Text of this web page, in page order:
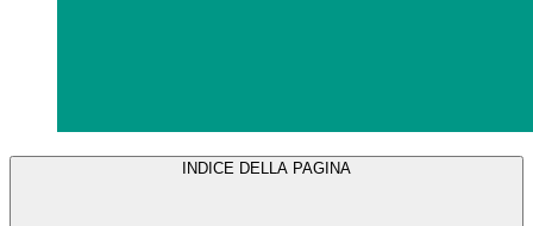
INDICE DELLA PAGINA